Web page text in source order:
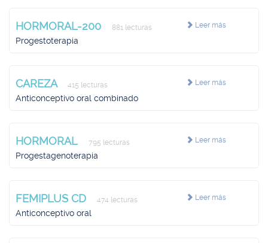
Leer más
HORMORAL-200 881 lecturas
Progestoterapia
Leer más
CAREZA 415 lecturas
Anticonceptivo oral combinado
Leer más
HORMORAL 795 lecturas
Progestagenoterapia
Leer más
FEMIPLUS CD 474 lecturas
Anticonceptivo oral